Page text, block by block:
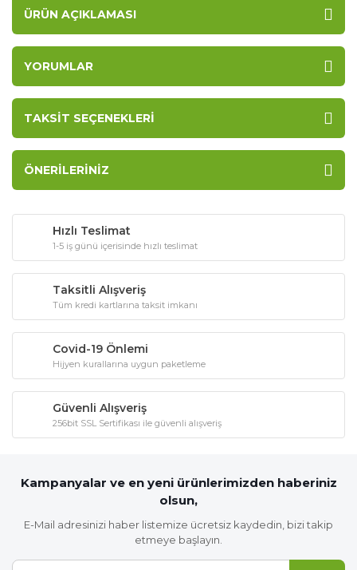
ÜRÜN AÇIKLAMASI
YORUMLAR
TAKSIT SEÇENEKLERI
ÖNERILERINIZ
Hızlı Teslimat
1-5 iş günü içerisinde hızlı teslimat
Taksitli Alışveriş
Tüm kredi kartlarına taksit imkanı
Covid-19 Önlemi
Hijyen kurallarına uygun paketleme
Güvenli Alışveriş
256bit SSL Sertifikası ile güvenli alışveriş
Kampanyalar ve en yeni ürünlerimizden haberiniz
olsun,
E-Mail adresinizi haber listemize ücretsiz kaydedin, bizi takip
etmeye başlayın.